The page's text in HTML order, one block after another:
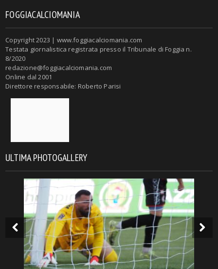
FOGGIACALCIOMANIA
Copyright 2023 | www.foggiacalciomania.com
Testata giornalistica registrata presso il Tribunale di Foggia n.
8/2020
redazione@foggiacalciomania.com
Online dal 2001
Direttore responsabile: Roberto Parisi
ULTIMA PHOTOGALLERY